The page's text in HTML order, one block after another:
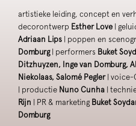
artistieke leiding, concept en
decorontwerp Esther Love |
Adriaan Lips | poppen en
Domburg| performers Buket
Ditzhuyzen, Inge van Domburg,
Niekolaas, Salomé Pegler| voice-
| productie Nuno Cunha |
Rijn | PR & marketing Buket
Domburg